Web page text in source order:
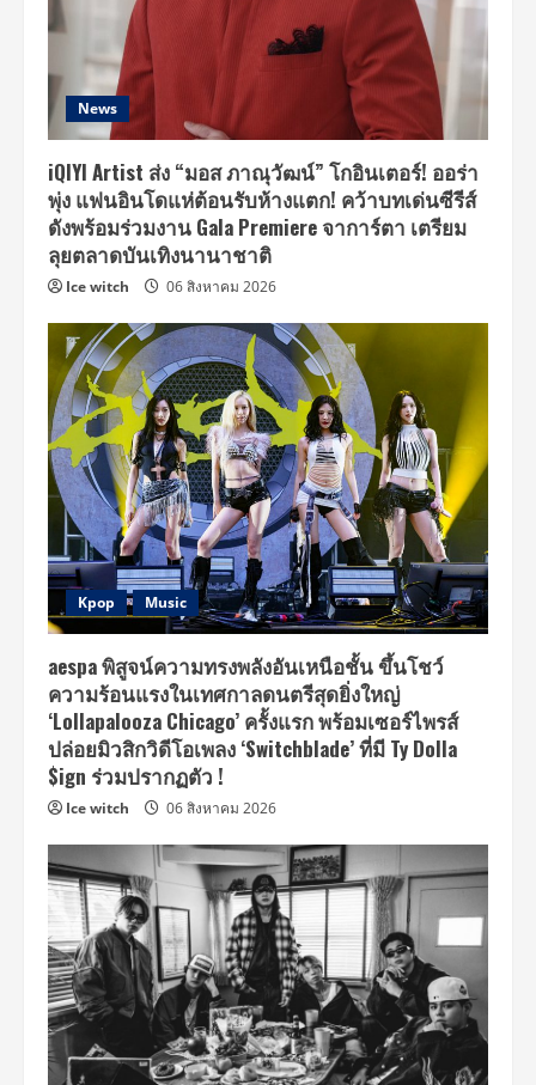
News
iQIYI Artist ส่ง “มอส ภาณุวัฒน์” โกอินเตอร์! ออร่า
พุ่ง แฟนอินโดแห่ต้อนรับห้างแตก! คว้าบทเด่นซีรีส์
ดังพร้อมร่วมงาน Gala Premiere จาการ์ตา เตรียม
ลุยตลาดบันเทิงนานาชาติ
Ice witch 06 สิงหาคม 2026
Kpop Music
aespa พิสูจน์ความทรงพลังอันเหนือชั้น ขึ้นโชว์
ความร้อนแรงในเทศกาลดนตรีสุดยิ่งใหญ่
‘Lollapalooza Chicago’ ครั้งแรก พร้อมเซอร์ไพรส์
ปล่อยมิวสิกวิดีโอเพลง ‘Switchblade’ ที่มี Ty Dolla
$ign ร่วมปรากฏตัว !
Ice witch 06 สิงหาคม 2026